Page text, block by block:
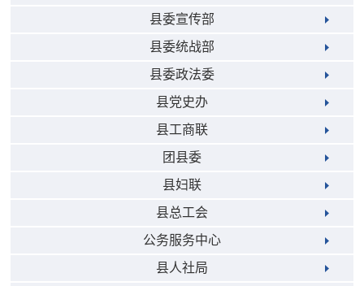
县委宣传部
县委统战部
县委政法委
县党史办
县工商联
团县委
县妇联
县总工会
公务服务中心
县人社局